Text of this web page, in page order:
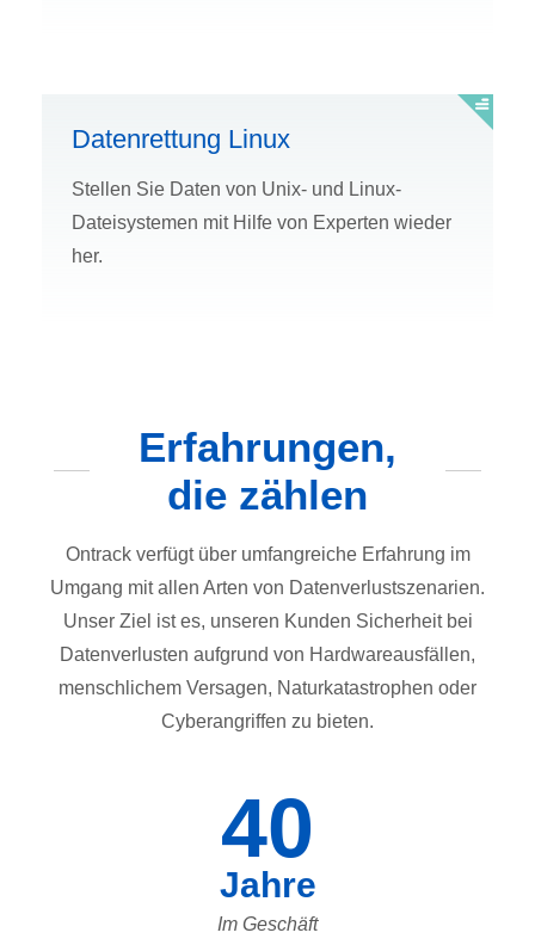
Datenrettung Linux
Stellen Sie Daten von Unix- und Linux-
Dateisystemen mit Hilfe von Experten wieder
her.
Erfahrungen,
die zählen
Ontrack verfügt über umfangreiche Erfahrung im
Umgang mit allen Arten von Datenverlustszenarien.
Unser Ziel ist es, unseren Kunden Sicherheit bei
Datenverlusten aufgrund von Hardwareausfällen,
menschlichem Versagen, Naturkatastrophen oder
Cyberangriffen zu bieten.
40
Jahre
Im Geschäft